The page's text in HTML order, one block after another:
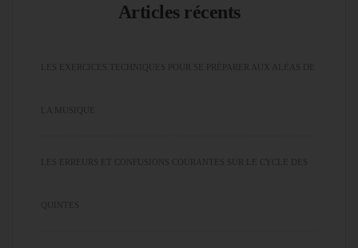
Articles récents
LES EXERCICES TECHNIQUES POUR SE PRÉPARER AUX ALÉAS DE
LA MUSIQUE
LES ERREURS ET CONFUSIONS COURANTES SUR LE CYCLE DES
QUINTES